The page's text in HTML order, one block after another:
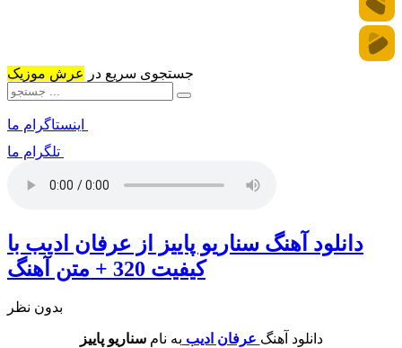
جستجوی سریع در عرش موزیک
اینستاگرام ما
تلگرام ما
دانلود آهنگ سناریو پاییز از عرفان ادیب با
کیفیت 320 + متن آهنگ
بدون نظر
دانلود آهنگ عرفان ادیب به نامسناریو پاییز